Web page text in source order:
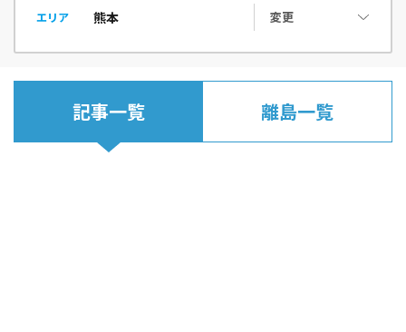
エリア 変更
記事一覧 離島一覧